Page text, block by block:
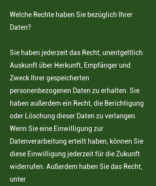
Welche Rechte haben Sie bezüglich Ihrer
Daten?
Sie haben jederzeit das Recht, unentgeltlich
Auskunft über Herkunft, Empfänger und
Zweck Ihrergespeicherten
personenbezogenen Daten zu erhalten. Sie
haben außerdem ein Recht, die Berichtigung
oder Löschung dieser Daten zu verlangen.
Wenn Sie eine Einwilligung zur
Datenverarbeitung erteilt haben, können Sie
diese Einwilligung jederzeit für die Zukunft
widerrufen. Außerdem haben Sie das Recht,
unter